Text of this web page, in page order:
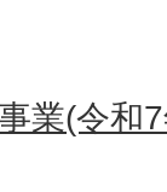
業(令和